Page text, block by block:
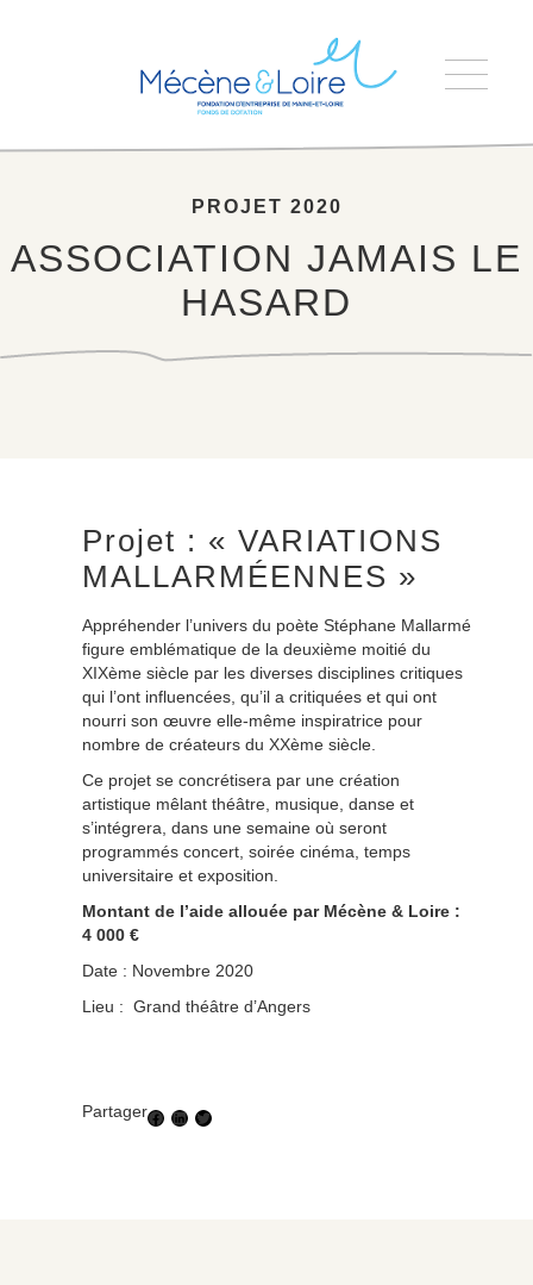
ASSOCIATION JAMAIS LE HASARD
PROJET 2020
ASSOCIATION JAMAIS LE
HASARD
Projet : « VARIATIONS
MALLARMÉENNES »
Appréhender l’univers du poète Stéphane Mallarmé
figure emblématique de la deuxième moitié du
XIXème siècle par les diverses disciplines critiques
qui l’ont influencées, qu’il a critiquées et qui ont
nourri son œuvre elle-même inspiratrice pour
nombre de créateurs du XXème siècle.
Ce projet se concrétisera par une création
artistique mêlant théâtre, musique, danse et
s’intégrera, dans une semaine où seront
programmés concert, soirée cinéma, temps
universitaire et exposition.
Montant de l’aide allouée par Mécène & Loire :
4 000 €
Date : Novembre 2020
Lieu : Grand théâtre d’Angers
PartagerFacebook LinkedIn Twitter